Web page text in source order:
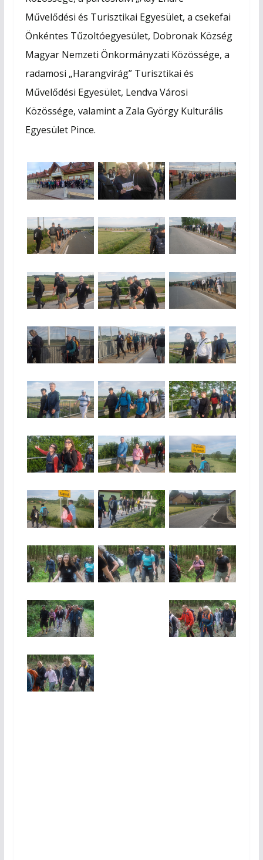
Művelődési és Turisztikai Egyesület, a csekefai
Önkéntes Tűzoltóegyesület, Dobronak Község
Magyar Nemzeti Önkormányzati Közössége, a
radamosi „Harangvirág” Turisztikai és
Művelődési Egyesület, Lendva Városi
Közössége, valamint a Zala György Kulturális
Egyesület Pince.